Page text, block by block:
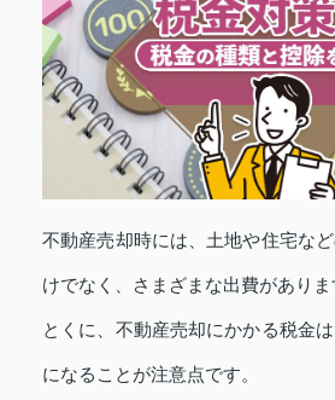
不動産売却時には、土地や住宅な
けでなく、さまざまな出費がありま
とくに、不動産売却にかかる税金
になることが注意点です。